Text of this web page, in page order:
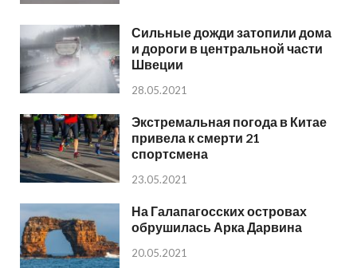
Сильные дожди затопили дома
и дороги в центральной части
Швеции
28.05.2021
Экстремальная погода в Китае
привела к смерти 21
спортсмена
23.05.2021
На Галапагосских островах
обрушилась Арка Дарвина
20.05.2021